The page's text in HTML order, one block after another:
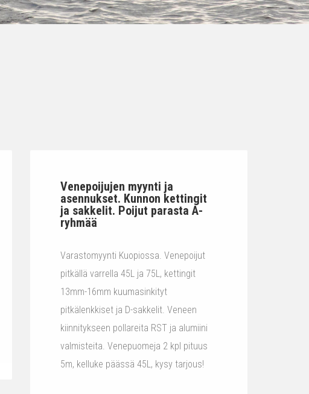
Venepoijujen myynti ja
asennukset. Kunnon kettingit
ja sakkelit. Poijut parasta A-
ryhmää
Varastomyynti Kuopiossa. Venepoijut
pitkällä varrella 45L ja 75L, kettingit
13mm-16mm kuumasinkityt
pitkälenkkiset ja D-sakkelit. Veneen
kiinnitykseen pollareita RST ja alumiini
valmisteita. Venepuomeja 2 kpl pituus
5m, kelluke päässä 45L, kysy tarjous!